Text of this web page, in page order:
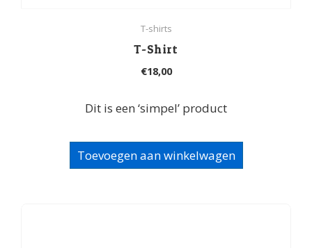
T-shirts
T-Shirt
€18,00
Dit is een ‘simpel’ product
Toevoegen aan winkelwagen